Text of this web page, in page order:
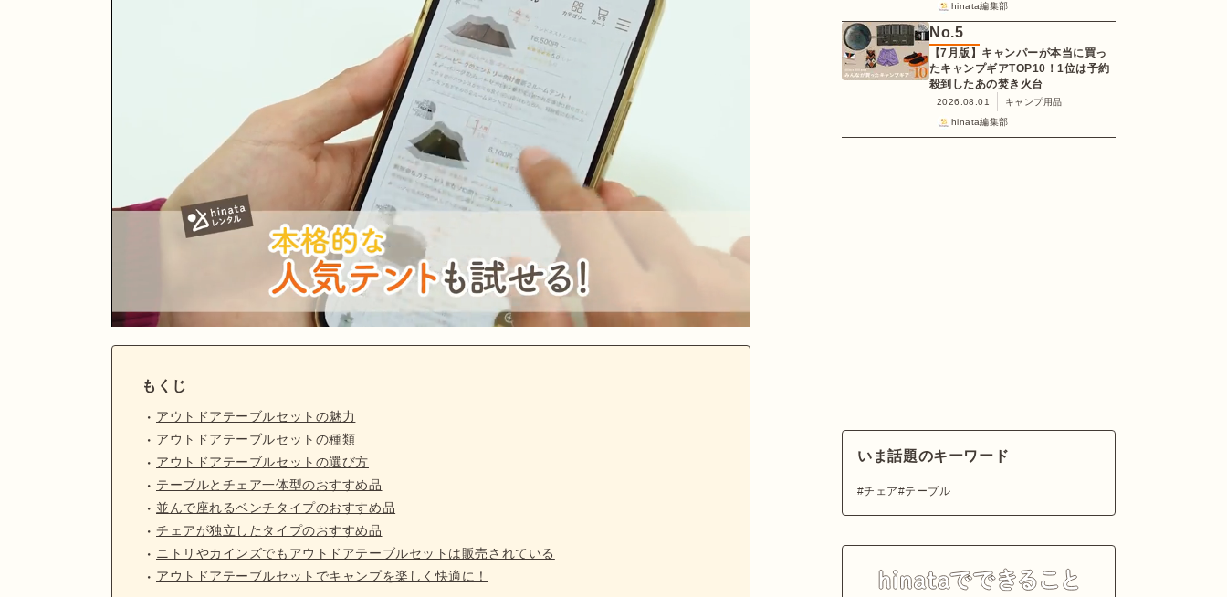
もくじ
アウトドアテーブルセットの魅力
アウトドアテーブルセットの種類
アウトドアテーブルセットの選び方
テーブルとチェア一体型のおすすめ品
並んで座れるベンチタイプのおすすめ品
チェアが独立したタイプのおすすめ品
ニトリやカインズでもアウトドアテーブルセットは販売されている
アウトドアテーブルセットでキャンプを楽しく快適に！
hinata編集部
No.5
【7月版】キャンパーが本当に買っ
たキャンプギアTOP10！1位は予約
殺到したあの焚き火台
2026.08.01
キャンプ用品
hinata編集部
いま話題のキーワード
チェア テーブル